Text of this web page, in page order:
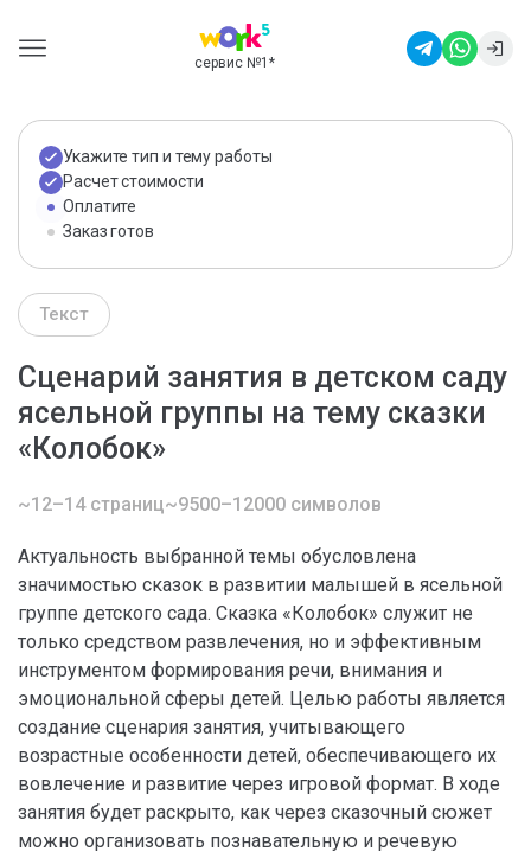
сервис №1 *
Укажите тип и тему работы
Расчет стоимости
Оплатите
Заказ готов
Текст
Сценарий занятия в детском саду
ясельной группы на тему сказки
«Колобок»
~12–14 страниц~9500–12000 символов
Актуальность выбранной темы обусловлена
значимостью сказок в развитии малышей в ясельной
группе детского сада. Сказка «Колобок» служит не
только средством развлечения, но и эффективным
инструментом формирования речи, внимания и
эмоциональной сферы детей. Целью работы является
создание сценария занятия, учитывающего
возрастные особенности детей, обеспечивающего их
вовлечение и развитие через игровой формат. В ходе
занятия будет раскрыто, как через сказочный сюжет
можно организовать познавательную и речевую